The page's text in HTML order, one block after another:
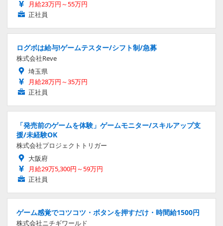
月給23万円～55万円
正社員
ログボは給与!ゲームテスター/シフト制/急募
株式会社Reve
埼玉県
月給28万円～35万円
正社員
「発売前のゲームを体験」ゲームモニター/スキルアップ支
援/未経験OK
株式会社プロジェクトトリガー
大阪府
月給29万5,300円～59万円
正社員
ゲーム感覚でコツコツ・ボタンを押すだけ・時間給1500円
株式会社ニチギワールド